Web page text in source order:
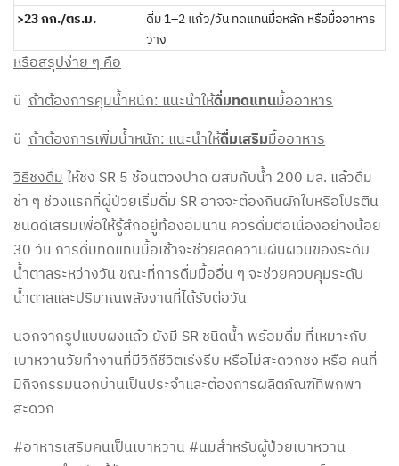
>23 กก./ตร.ม.
ดื่ม 1–2 แก้ว/วัน ทดแทนมื้อหลัก หรือมื้ออาหาร
ว่าง
หรือสรุปง่าย ๆ คือ
ü ถ้าต้องการคุมน้ำหนัก: แนะนำให้ดื่มทดแทนมื้ออาหาร
ü ถ้าต้องการเพิ่มน้ำหนัก: แนะนำให้ดื่มเสริมมื้ออาหาร
วิธีชงดื่มให้ชง SR 5 ช้อนตวงปาด ผสมกับน้ำ 200 มล. แล้วดื่ม
ช้า ๆ ช่วงแรกที่ผู้ป่วยเริ่มดื่ม SR อาจจะต้องกินผักใบหรือโปรตีน
ชนิดดีเสริมเพื่อให้รู้สึกอยู่ท้องอิ่มนาน ควรดื่มต่อเนื่องอย่างน้อย
30 วัน การดื่มทดแทนมื้อเช้าจะช่วยลดความผันผวนของระดับ
น้ำตาลระหว่างวัน ขณะที่การดื่มมื้ออื่น ๆ จะช่วยควบคุมระดับ
น้ำตาลและปริมาณพลังงานที่ได้รับต่อวัน
นอกจากรูปแบบผงแล้ว ยังมี SR ชนิดน้ำ พร้อมดื่ม ที่เหมาะกับ
เบาหวานวัยทำงานที่มีวิถีชีวิตเร่งรีบ หรือไม่สะดวกชง หรือ คนที่
มีกิจกรรมนอกบ้านเป็นประจำและต้องการผลิตภัณฑ์ที่พกพา
สะดวก
#อาหารเสริมคนเป็นเบาหวาน #นมสำหรับผู้ป่วยเบาหวาน